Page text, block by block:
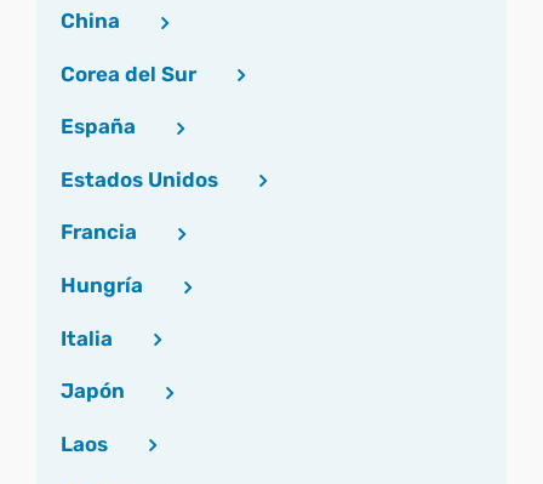
China
Corea del Sur
España
Estados Unidos
Francia
Hungría
Italia
Japón
Laos